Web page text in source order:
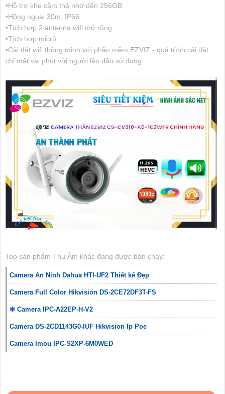
•Hỗ trợ khe cắm thẻ nhớ đến 256GB
•Hồng ngoại 30m, IP66
•Tích hợp 2 antenna wifi mở rộng
•Tích hợp micrô
•Cài đặt wifi thông minh với phần mềm EZVIZ - quá trình cài đặt
chỉ mất vài phút với người lần đầu sử dụng
Top sản phẩm Thu Âm khác đang được bán chạy:
Camera An Ninh Dahua HTI-UF2 Thiết kế Đẹp
Camera Full Color Hikvision DS-2CE72DF3T-FS
❇ Camera IPC-A22EP-H-V2
Camera DS-2CD1143G0-IUF Hikvision Ip Poe
Camera Imou IPC-S2XP-6M0WED